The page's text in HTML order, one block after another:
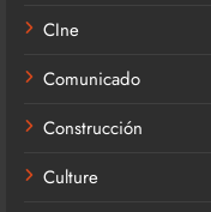
CIne
Comunicado
Construcción
Culture